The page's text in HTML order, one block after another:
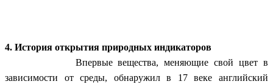
4. История открытия природных индикаторов
Впервые вещества, меняющие свой цвет в
зависимости от среды, обнаружил в 17 веке английский